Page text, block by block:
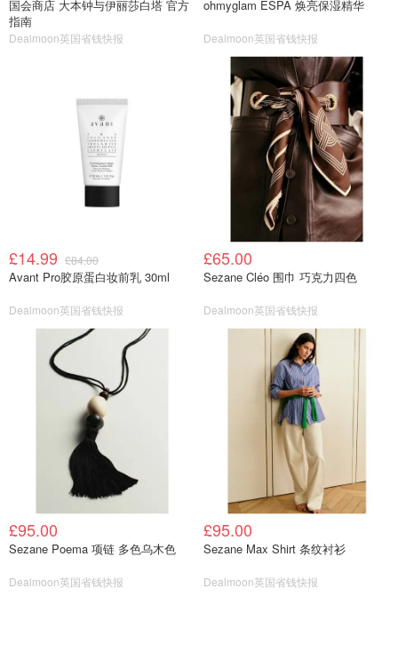
国会商店 大本钟与伊丽莎白塔 官方
指南
Dealmoon英国省钱快报
ohmyglam ESPA 焕亮保湿精华
Dealmoon英国省钱快报
£14.99 £84.00
Avant Pro胶原蛋白妆前乳 30ml
Dealmoon英国省钱快报
£65.00
Sezane Cléo 围巾 巧克力四色
Dealmoon英国省钱快报
£95.00
Sezane Poema 项链 多色乌木色
Dealmoon英国省钱快报
£95.00
Sezane Max Shirt 条纹衬衫
Dealmoon英国省钱快报